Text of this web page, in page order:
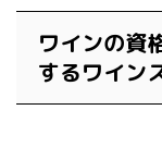
ワインの資
するワイン